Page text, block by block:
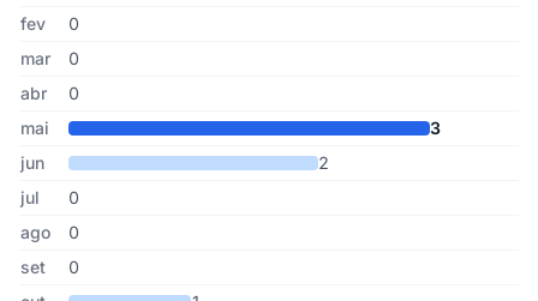
fev
0
mar
0
abr
0
mai
3
jun
2
jul
0
ago
0
set
0